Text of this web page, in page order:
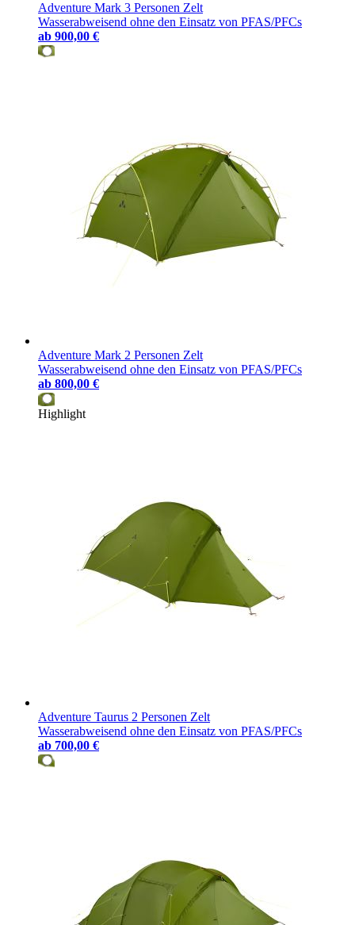
Adventure Mark 3 Personen Zelt
Wasserabweisend ohne den Einsatz von PFAS/PFCs
ab 900,00 €
Adventure Mark 2 Personen Zelt
Wasserabweisend ohne den Einsatz von PFAS/PFCs
ab 800,00 €
Highlight
Adventure Taurus 2 Personen Zelt
Wasserabweisend ohne den Einsatz von PFAS/PFCs
ab 700,00 €